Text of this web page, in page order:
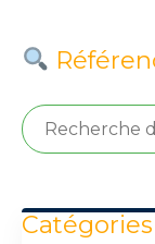
Recherche pour :